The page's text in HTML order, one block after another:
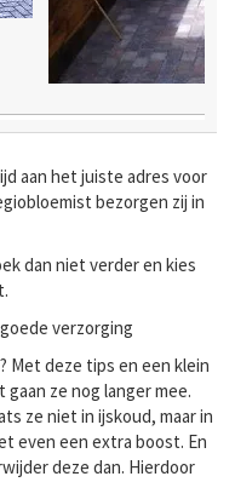
aan het juiste adres voor
bezorgen zij in
dan niet verder en kies
verzorging
Met deze tips en een klein
ze nog langer mee.
ze niet in ijskoud, maar in
even een extra boost. En
deze dan. Hierdoor